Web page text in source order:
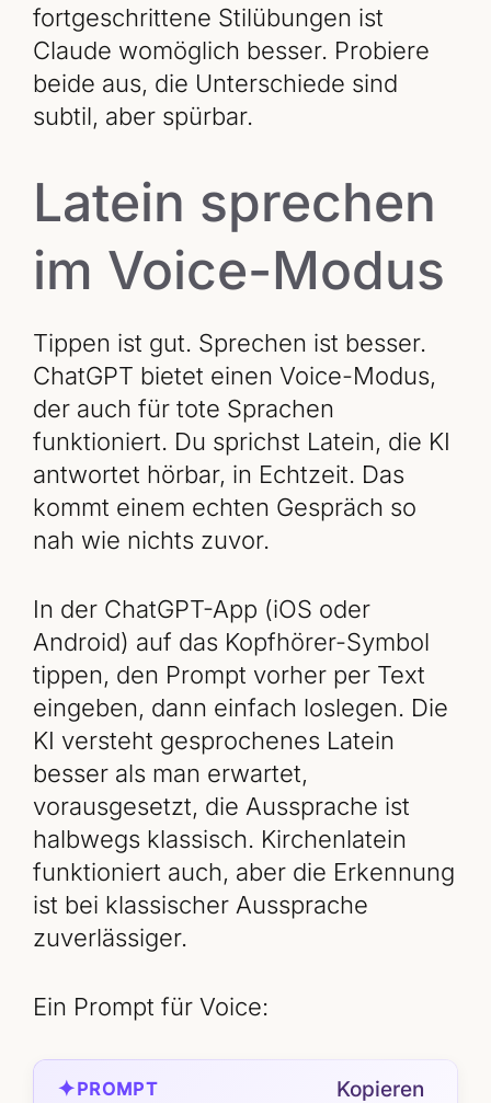
fortgeschrittene Stilübungen ist
Claude womöglich besser. Probiere
beide aus, die Unterschiede sind
subtil, aber spürbar.
Latein sprechen
im Voice-Modus
Tippen ist gut. Sprechen ist besser.
ChatGPT bietet einen Voice-Modus,
der auch für tote Sprachen
funktioniert. Du sprichst Latein, die KI
antwortet hörbar, in Echtzeit. Das
kommt einem echten Gespräch so
nah wie nichts zuvor.
In der ChatGPT-App (iOS oder
Android) auf das Kopfhörer-Symbol
tippen, den Prompt vorher per Text
eingeben, dann einfach loslegen. Die
KI versteht gesprochenes Latein
besser als man erwartet,
vorausgesetzt, die Aussprache ist
halbwegs klassisch. Kirchenlatein
funktioniert auch, aber die Erkennung
ist bei klassischer Aussprache
zuverlässiger.
Ein Prompt für Voice:
✦PROMPT Kopieren